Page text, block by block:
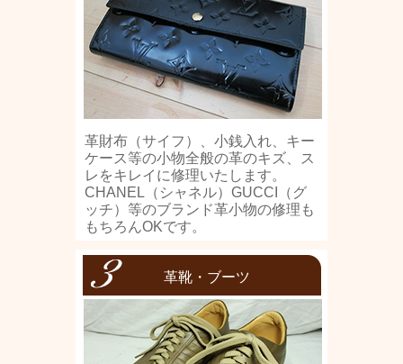
革財布（サイフ）、小銭入れ、キー
ケース等の小物全般の革のキズ、ス
レをキレイに修理いたします。
CHANEL（シャネル）GUCCI（グ
ッチ）等のブランド革小物の修理も
もちろんOKです。
革靴・ブーツ